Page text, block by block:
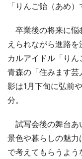
「りんご飴（あめ）
卒業後の将来に悩
えられながら進路
カルアイドル「りん
青森の「住みます
影は1月下旬に弘前
分。
試写会後の舞台あ
景色や暮らしの魅
で考えてもらうよ